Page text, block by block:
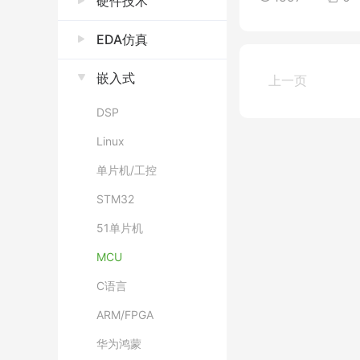
EDA仿真
嵌入式
DSP
Linux
单片机/工控
STM32
51单片机
MCU
C语言
ARM/FPGA
华为鸿蒙
上一页